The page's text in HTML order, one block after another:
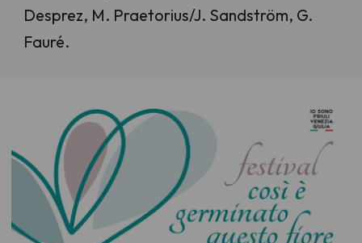
Desprez, M. Praetorius/J. Sandström, G.
Fauré.